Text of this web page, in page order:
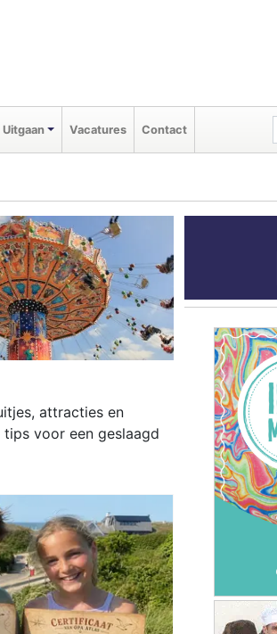
Uitgaan Vacatures Contact
attracties en
voor een geslaagd